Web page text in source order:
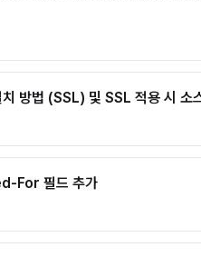
방법 (SSL) 및 SSL 적용 시 소
For 필드 추가